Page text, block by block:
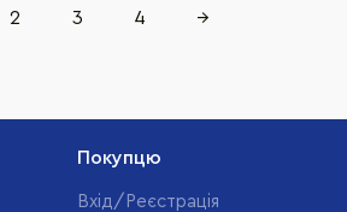
2 3 4 →
Покупцю
Вхід/Реєстрація